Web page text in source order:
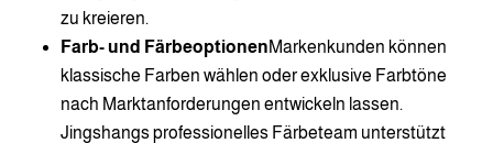
zu kreieren.
Farb- und FärbeoptionenMarkenkunden können
klassische Farben wählen oder exklusive Farbtöne
nach Marktanforderungen entwickeln lassen.
Jingshangs professionelles Färbeteam unterstützt